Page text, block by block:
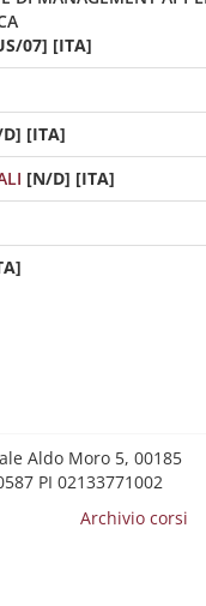
07] [ITA]
[ITA]
[N/D] [ITA]
Aldo Moro 5, 00185
PI 02133771002
Archivio corsi